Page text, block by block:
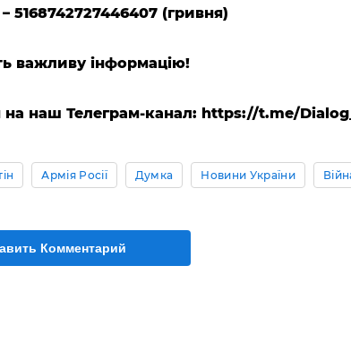
5168742727446407 (гривня)
важливу інформацію!
на наш Телеграм-канал: https://t.me/
Армія Росії Думка Новини України
Комментарий